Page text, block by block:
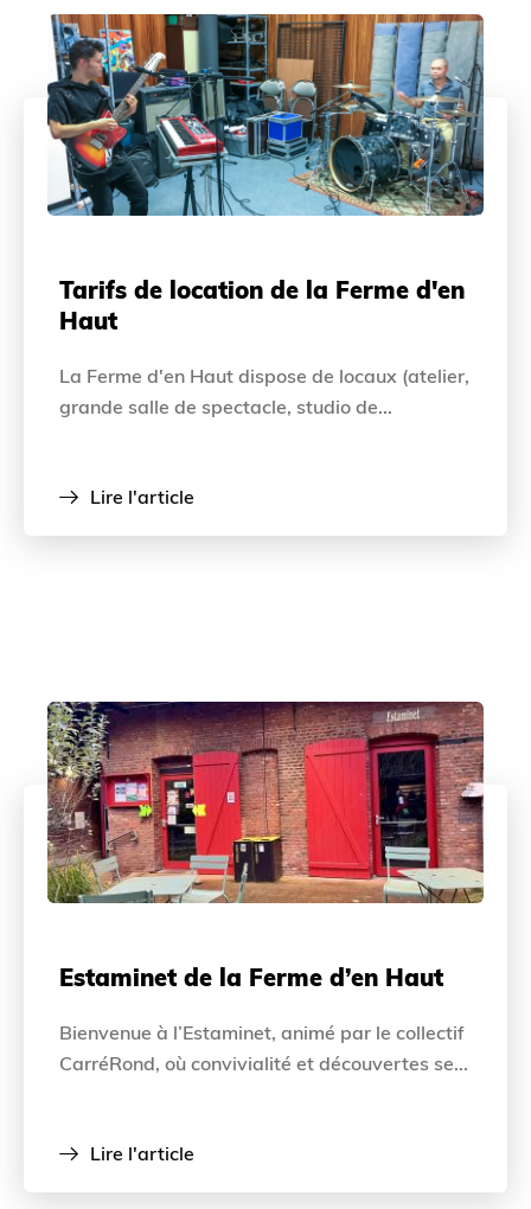
Tarifs de location de la Ferme d'en
Haut
La Ferme d'en Haut dispose de locaux (atelier,
grande salle de spectacle, studio de...
Lire l'article
Estaminet de la Ferme d’en Haut
Bienvenue à l’Estaminet, animé par le collectif
CarréRond, où convivialité et découvertes se...
Lire l'article